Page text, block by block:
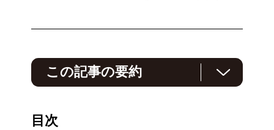
この記事の要約
一人ひとりの意識改革と行動変容が重要である
ことを指摘しています。
目次